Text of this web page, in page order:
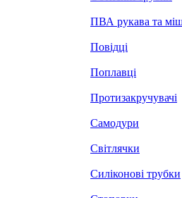
ПВА рукава та
Повідці
Поплавці
Протизакручувачі
Самодури
Світлячки
Силіконові трубки